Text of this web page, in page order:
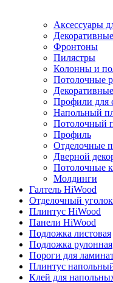
Аксессуары
Фронтоны
Пилястры
Колонны и
Потолочные
Профили для
Напольный
Потолочный
Профиль
Отделочные
Дверной
Потолочные
Молдинги
Галтель HiWood
Отделочный
Плинтус HiWood
Панели HiWood
Подложка листовая
Подложка рулонная
Пороги для
Плинтус
Клей для